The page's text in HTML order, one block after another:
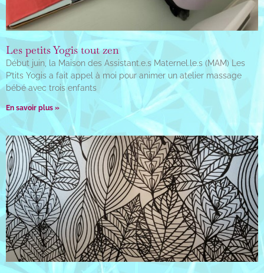
Les petits Yogis tout zen
Début juin, la Maison des Assistant.e.s Maternel.le.s (MAM) Les
P’tits Yogis a fait appel à moi pour animer un atelier massage
bébé avec trois enfants
En savoir plus »